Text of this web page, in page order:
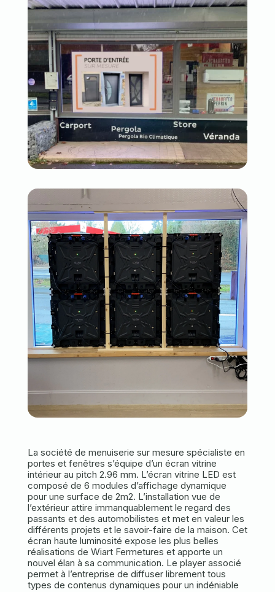
La société de menuiserie sur mesure spécialiste en
portes et fenêtres s’équipe d’un écran vitrine
intérieur au pitch 2.96 mm. L’écran vitrine LED est
composé de 6 modules d’affichage dynamique
pour une surface de 2m2. L’installation vue de
l’extérieur attire immanquablement le regard des
passants et des automobilistes et met en valeur les
différents projets et le savoir-faire de la maison. Cet
écran haute luminosité expose les plus belles
réalisations de Wiart Fermetures et apporte un
nouvel élan à sa communication. Le player associé
permet à l’entreprise de diffuser librement tous
types de contenus dynamiques pour un indéniable